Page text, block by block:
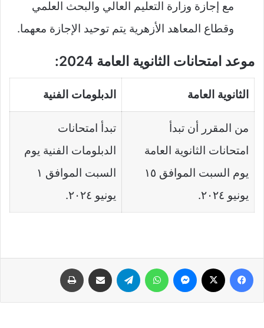
مع إجازة وزارة التعليم العالي والبحث العلمي
وقطاع المعاهد الأزهرية يتم توحيد الإجازة معهما.
موعد امتحانات الثانوية العامة 2024:
الثانوية العامة الدبلومات الفنية
من المقرر أن تبدأ
امتحانات الثانوية العامة
يوم السبت الموافق ١٥
يونيو ٢٠٢٤.
تبدأ امتحانات
الدبلومات الفنية يوم
السبت الموافق ١
يونيو ٢٠٢٤.
فيسبوك ماسنجر واتساب تيلقرام مشاركة عبر البريد